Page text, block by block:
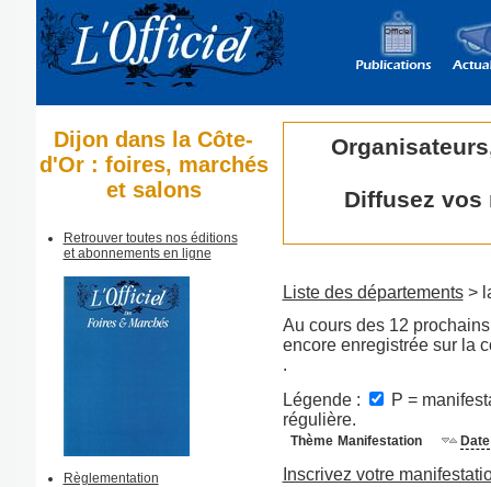
Dijon dans la Côte-
d'Or : foires, marchés
et salons
Retrouver toutes nos éditions
et abonnements en ligne
Règlementation
Diffusez vos
Liste des départements>
Au cours des 12
encore enregistrée sur la
.
Légende :
P =
régulière.
Thème Manifestation Date
Inscrivez votre